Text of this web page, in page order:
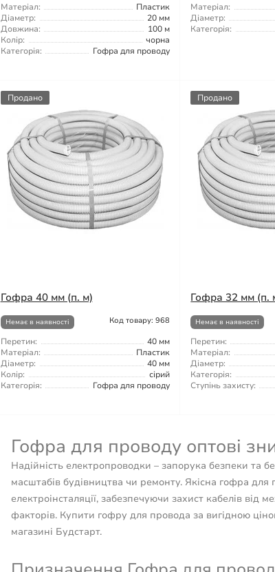
Матеріал:
Пластик
Діаметр:
20 мм
Довжина:
100 м
Колір:
чорна
Категорія:
Гофра для проводу
Матеріал:
Діаметр:
Категорія:
Продано
Гофра 40 мм (п. м)
Немає в наявності Код товару: 968
Перетин:
40 мм
Матеріал:
Пластик
Діаметр:
40 мм
Колір:
сірий
Категорія:
Гофра для проводу
Продано
Гофра 32 мм (п.
Немає в наявності
Перетин:
Матеріал:
Діаметр:
Категорія:
Ступінь захисту:
Гофра для проводу оптові
Надійність електропроводки – запорука безпеки та
масштабів будівництва чи ремонту. Якісна гофра
електроінсталяції, забезпечуючи захист кабелів
факторів. Купити гофру для провода за вигідною
магазині Будстарт.